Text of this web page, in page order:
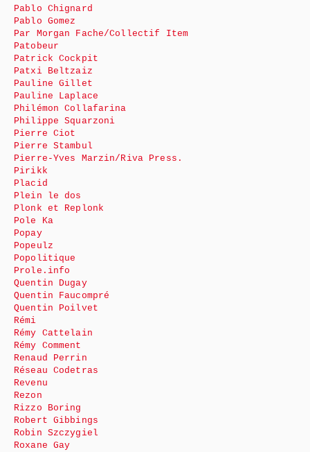
Pablo Chignard
Pablo Gomez
Par Morgan Fache/Collectif Item
Patobeur
Patrick Cockpit
Patxi Beltzaiz
Pauline Gillet
Pauline Laplace
Philémon Collafarina
Philippe Squarzoni
Pierre Ciot
Pierre Stambul
Pierre-Yves Marzin/Riva Press.
Pirikk
Placid
Plein le dos
Plonk et Replonk
Pole Ka
Popay
Popeulz
Popolitique
Prole.info
Quentin Dugay
Quentin Faucompré
Quentin Poilvet
Rémi
Rémy Cattelain
Rémy Comment
Renaud Perrin
Réseau Codetras
Revenu
Rezon
Rizzo Boring
Robert Gibbings
Robin Szczygiel
Roxane Gay